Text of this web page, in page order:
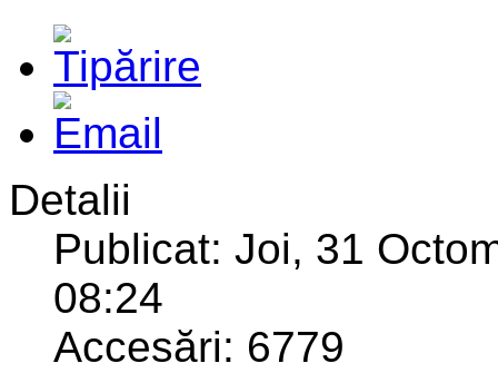
Detalii
Publicat: Joi, 31
08:24
Accesări: 6779